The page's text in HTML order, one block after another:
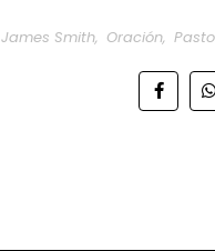
James Smith, Oración,